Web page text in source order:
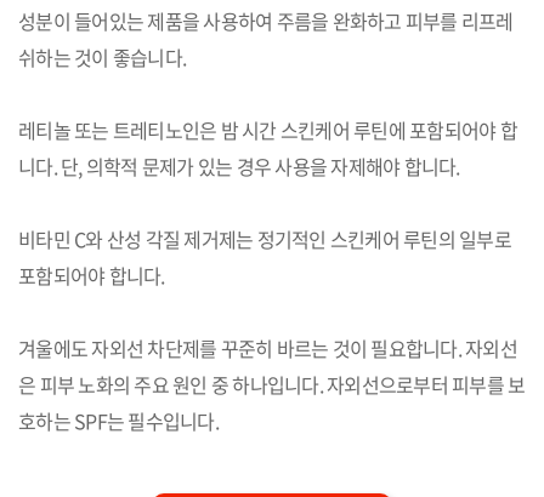
성분이 들어있는 제품을 사용하여 주름을 완화하고 피부를 리프레
쉬하는 것이 좋습니다.
레티놀 또는 트레티노인은 밤 시간 스킨케어 루틴에 포함되어야 합
니다. 단, 의학적 문제가 있는 경우 사용을 자제해야 합니다.
비타민 C와 산성 각질 제거제는 정기적인 스킨케어 루틴의 일부로
포함되어야 합니다.
겨울에도 자외선 차단제를 꾸준히 바르는 것이 필요합니다. 자외선
은 피부 노화의 주요 원인 중 하나입니다. 자외선으로부터 피부를 보
호하는 SPF는 필수입니다.